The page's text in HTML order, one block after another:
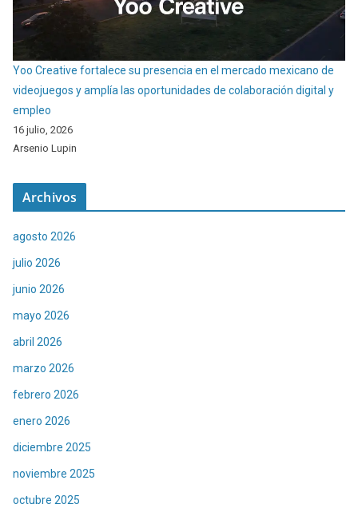
Yoo Creative fortalece su presencia en el mercado mexicano de
videojuegos y amplía las oportunidades de colaboración digital y
empleo
16 julio, 2026
Arsenio Lupin
Archivos
agosto 2026
julio 2026
junio 2026
mayo 2026
abril 2026
marzo 2026
febrero 2026
enero 2026
diciembre 2025
noviembre 2025
octubre 2025